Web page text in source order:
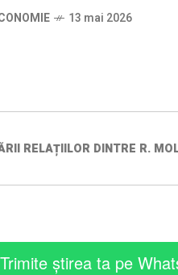
13 mai 2026
RELAȚIILOR DINTRE R.
Trimite știrea ta pe